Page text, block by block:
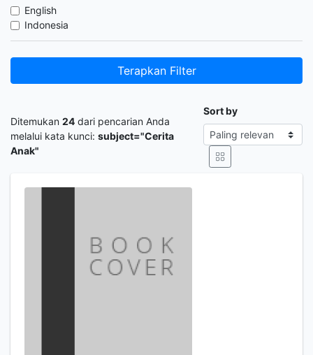
English
Indonesia
Terapkan Filter
Ditemukan 24 dari pencarian Anda
melalui kata kunci: subject="Cerita
Anak"
Sort by